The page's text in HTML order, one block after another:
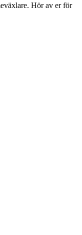
Hör av er för